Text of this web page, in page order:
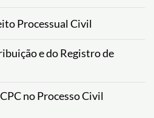
Processual Civil
e do Registro de
no Processo Civil